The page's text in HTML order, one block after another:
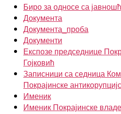
Биро за односе са
Документа
Документа_проба
Документи
Експозе председнице
Гојковић
Записници са седница
Покрајинске
Именик
Именик Покрајинске владе